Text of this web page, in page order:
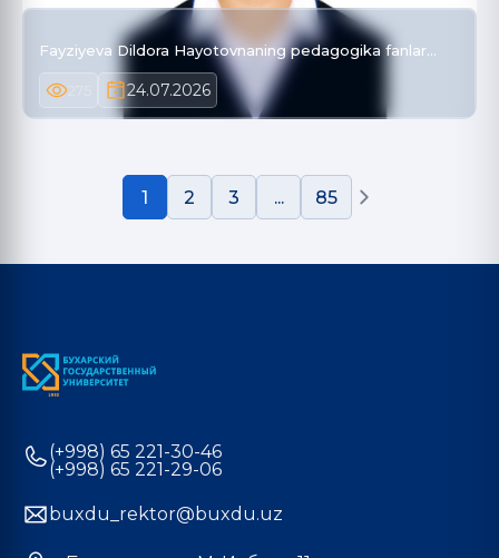
Fayziyeva Dildora Hayotovnaning pedagogika fanlar…
24.07.2026
1 2 3 ... 85
(+998) 65 221-30-46
(+998) 65 221-29-06
buxdu_rektor@buxdu.uz